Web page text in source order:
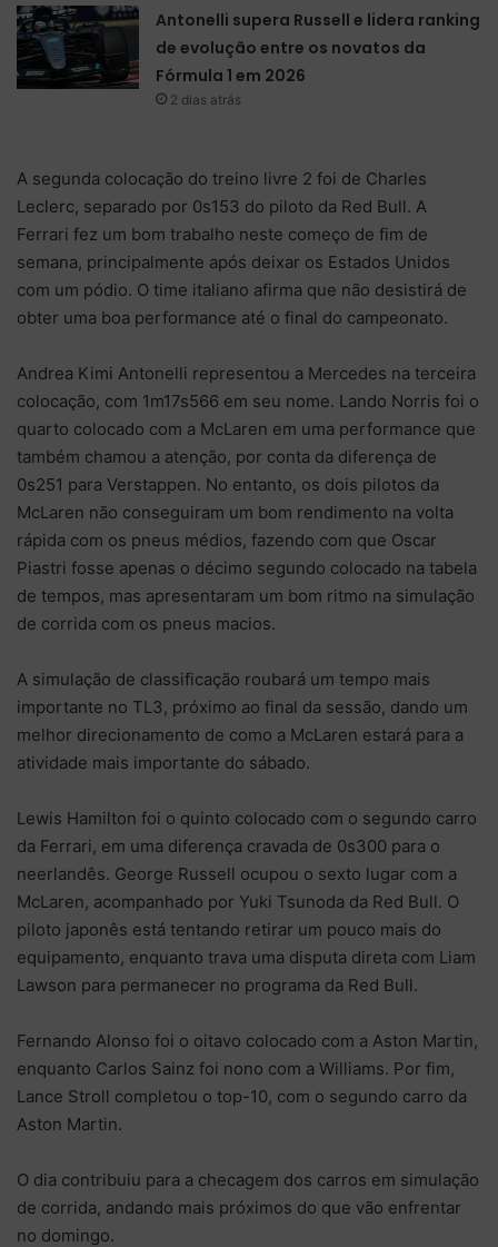
Antonelli supera Russell e lidera ranking
de evolução entre os novatos da
Fórmula 1 em 2026
2 dias atrás
A segunda colocação do treino livre 2 foi de Charles
Leclerc, separado por 0s153 do piloto da Red Bull. A
Ferrari fez um bom trabalho neste começo de fim de
semana, principalmente após deixar os Estados Unidos
com um pódio. O time italiano afirma que não desistirá de
obter uma boa performance até o final do campeonato.
Andrea Kimi Antonelli representou a Mercedes na terceira
colocação, com 1m17s566 em seu nome. Lando Norris foi o
quarto colocado com a McLaren em uma performance que
também chamou a atenção, por conta da diferença de
0s251 para Verstappen. No entanto, os dois pilotos da
McLaren não conseguiram um bom rendimento na volta
rápida com os pneus médios, fazendo com que Oscar
Piastri fosse apenas o décimo segundo colocado na tabela
de tempos, mas apresentaram um bom ritmo na simulação
de corrida com os pneus macios.
A simulação de classificação roubará um tempo mais
importante no TL3, próximo ao final da sessão, dando um
melhor direcionamento de como a McLaren estará para a
atividade mais importante do sábado.
Lewis Hamilton foi o quinto colocado com o segundo carro
da Ferrari, em uma diferença cravada de 0s300 para o
neerlandês. George Russell ocupou o sexto lugar com a
McLaren, acompanhado por Yuki Tsunoda da Red Bull. O
piloto japonês está tentando retirar um pouco mais do
equipamento, enquanto trava uma disputa direta com Liam
Lawson para permanecer no programa da Red Bull.
Fernando Alonso foi o oitavo colocado com a Aston Martin,
enquanto Carlos Sainz foi nono com a Williams. Por fim,
Lance Stroll completou o top-10, com o segundo carro da
Aston Martin.
O dia contribuiu para a checagem dos carros em simulação
de corrida, andando mais próximos do que vão enfrentar
no domingo.